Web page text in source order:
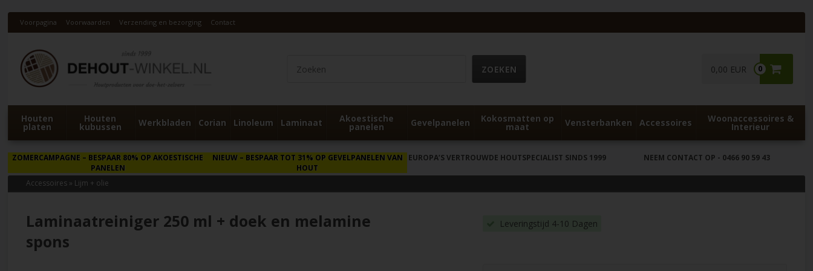
Voorpagina Voorwaarden Verzending en bezorging Contact
0
0,00 EUR
Houten
platen
Houten
kubussen Werkbladen Corian Linoleum Laminaat Akoestische
panelen Gevelpanelen Kokosmatten op
maat Vensterbanken Accessoires Woonaccessoires &
Interieur
ZOMERCAMPAGNE – BESPAAR 80% OP AKOESTISCHE
PANELEN
NIEUW– BESPAAR TOT 31% OP GEVELPANELEN VAN
HOUT
EUROPA’S VERTROUWDE HOUTSPECIALIST SINDS 1999 NEEM CONTACT OP - 0466 90 59 43
Accessoires » Lijm + olie
Laminaatreiniger 250 ml + doek en melamine
spons
Leveringstijd 4-10 Dagen